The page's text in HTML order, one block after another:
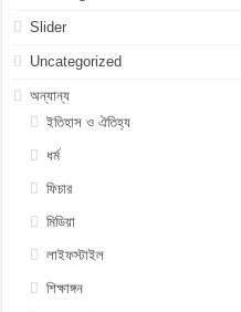
Slider
Uncategorized
অন্যান্য
ইতিহাস ও ঐতিহ্য
ধর্ম
ফিচার
মিডিয়া
লাইফস্টাইল
শিক্ষাঙ্গন